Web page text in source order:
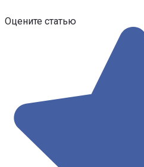
Оцените статью